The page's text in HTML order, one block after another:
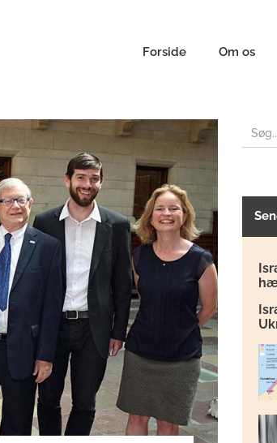
Forside Om os